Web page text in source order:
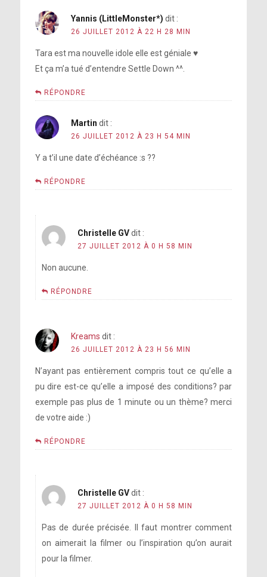
Yannis (LittleMonster*) dit :
26 JUILLET 2012 À 22 H 28 MIN
Tara est ma nouvelle idole elle est géniale ♥
Et ça m’a tué d’entendre Settle Down ^^.
RÉPONDRE
Martin dit :
26 JUILLET 2012 À 23 H 54 MIN
Y a t’il une date d’échéance :s ??
RÉPONDRE
Christelle GV dit :
27 JUILLET 2012 À 0 H 58 MIN
Non aucune.
RÉPONDRE
Kreams dit :
26 JUILLET 2012 À 23 H 56 MIN
N’ayant pas entièrement compris tout ce qu’elle a
pu dire est-ce qu’elle a imposé des conditions? par
exemple pas plus de 1 minute ou un thème? merci
de votre aide :)
RÉPONDRE
Christelle GV dit :
27 JUILLET 2012 À 0 H 58 MIN
Pas de durée précisée. Il faut montrer comment
on aimerait la filmer ou l’inspiration qu’on aurait
pour la filmer.